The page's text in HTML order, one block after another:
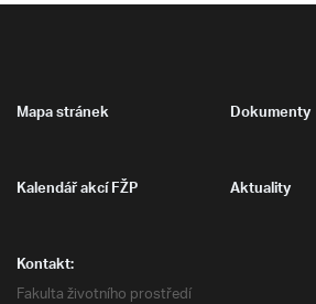
Mapa stránek Dokumenty
Kalendář akcí FŽP Aktuality
Kontakt:
Fakulta životního prostředí